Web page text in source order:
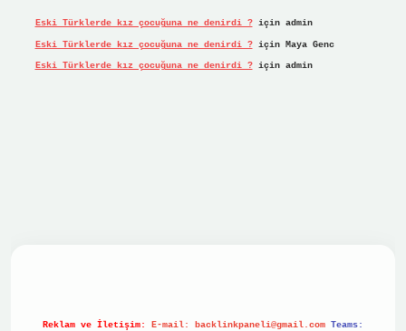
Eski Türklerde kız çocuğuna ne denirdi ?için admin
Eski Türklerde kız çocuğuna ne denirdi ?için Maya Genc
Eski Türklerde kız çocuğuna ne denirdi ?için admin
Reklam ve İletişim: E-mail: backlinkpaneli@gmail.com Teams: